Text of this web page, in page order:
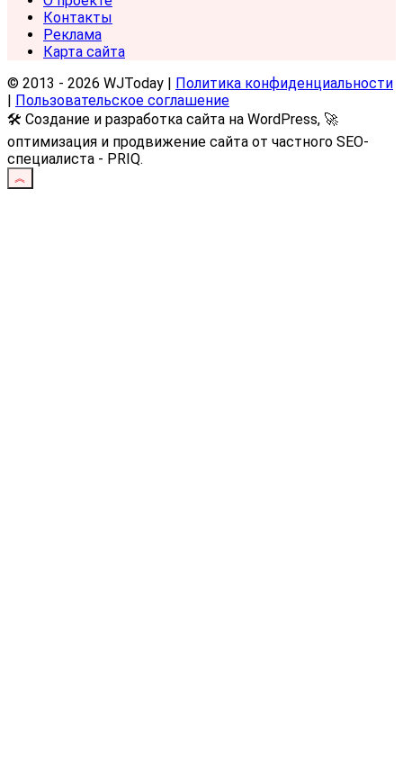
Контакты
Реклама
Карта сайта
© 2013 - 2026 WJToday | Политика конфиденциальности
| Пользовательское соглашение
🛠️ Создание и разработка сайта на WordPress, 🚀
оптимизация и продвижение сайта от частного SEO-
специалиста - PRIQ.